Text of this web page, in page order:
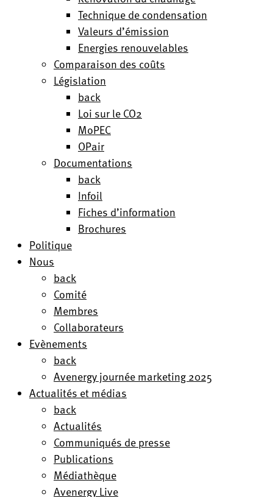
Technique de condensation
Valeurs d’émission
Energies renouvelables
Comparaison des coûts
Législation
back
Loi sur le CO2
MoPEC
OPair
Documentations
back
Infoil
Fiches d’information
Brochures
Politique
Nous
back
Comité
Membres
Collaborateurs
Evènements
back
Avenergy journée marketing 2025
Actualités et médias
back
Actualités
Communiqués de presse
Publications
Médiathèque
Avenergy Live